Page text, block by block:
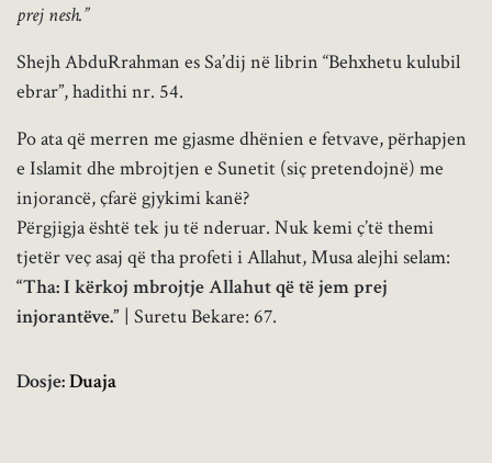
prej nesh.”
Shejh AbduRrahman es Sa’dij në librin “Behxhetu kulubil
ebrar”, hadithi nr. 54.
Po ata që merren me gjasme dhënien e fetvave, përhapjen
e Islamit dhe mbrojtjen e Sunetit (siç pretendojnë) me
injorancë, çfarë gjykimi kanë?
Përgjigja është tek ju të nderuar. Nuk kemi ç’të themi
tjetër veç asaj që tha profeti i Allahut, Musa alejhi selam:
“Tha: I kërkoj mbrojtje Allahut që të jem prej
injorantëve.” | Suretu Bekare: 67.
Dosje:Duaja